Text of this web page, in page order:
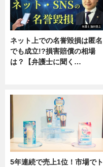
ネット上での名誉毀損は匿名
でも成立!?損害賠償の相場
は？【弁護士に聞く…
5年連続で売上1位！市場でト